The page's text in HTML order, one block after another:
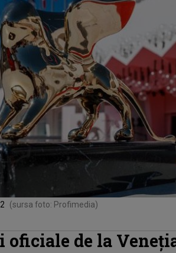
(sursa foto: Profimedia)
de la